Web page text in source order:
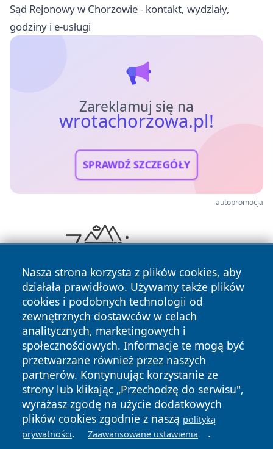
Sąd Rejonowy w Chorzowie - kontakt, wydziały,
godziny i e-usługi
Zareklamuj się na
wrotachorzowa.pl!
SPRAWDŹ SZCZEGÓŁY
autopromocja
Nasza strona korzysta z plików cookies, aby
działała prawidłowo. Używamy także plików
cookies i podobnych technologii od
zewnętrznych dostawców w celach
analitycznych, marketingowych i
społecznościowych. Informacje te mogą być
przetwarzane również przez naszych
partnerów. Kontynuując korzystanie ze
strony lub klikając „Przechodzę do serwisu",
wyrażasz zgodę na użycie dodatkowych
plików cookies zgodnie z naszą polityką
prywatności. Zaawansowane ustawienia .
Copyright © 2026 wrotachorzowa.pl Wszystkie prawa
zastrzeżone.
News Autorzy
Polityka
Prywatności
Polityka
Cookies